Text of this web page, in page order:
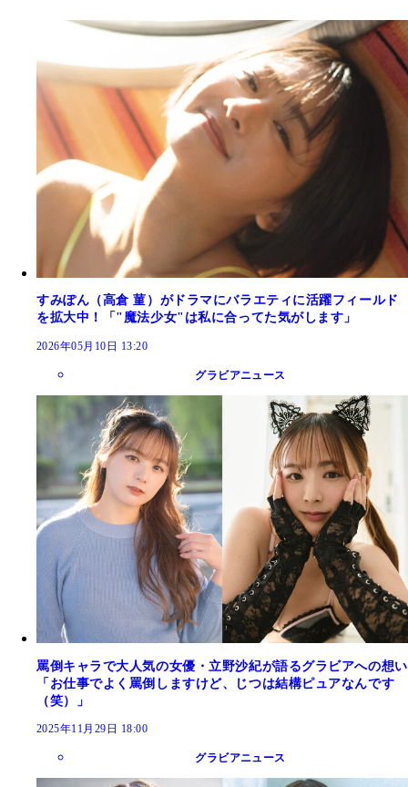
すみぽん（高倉 菫）がドラマにバラエティに活躍フィールド
を拡大中！「"魔法少女"は私に合ってた気がします」
2026年05月10日 13:20
グラビアニュース
罵倒キャラで大人気の女優・立野沙紀が語るグラビアへの想い
「お仕事でよく罵倒しますけど、じつは結構ピュアなんです
（笑）」
2025年11月29日 18:00
グラビアニュース